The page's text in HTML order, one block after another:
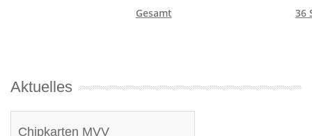
Gesamt
36
Aktuelles
Chipkarten MVV